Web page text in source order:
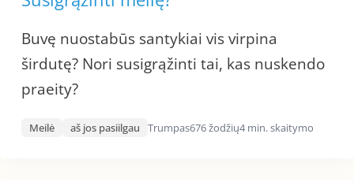
Buvę nuostabūs santykiai vis virpina
širdutę? Nori susigrąžinti tai, kas nuskendo
praeity?
Meilė aš jos pasiilgau Trumpas676 žodžių4 min. skaitymo